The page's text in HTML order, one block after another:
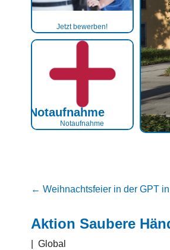
Jetzt bewerben!
Notaufnahme
Notaufnahme
Notaufnahme
← Weihnachtsfeier in der GPT
Aktion Saubere
Global